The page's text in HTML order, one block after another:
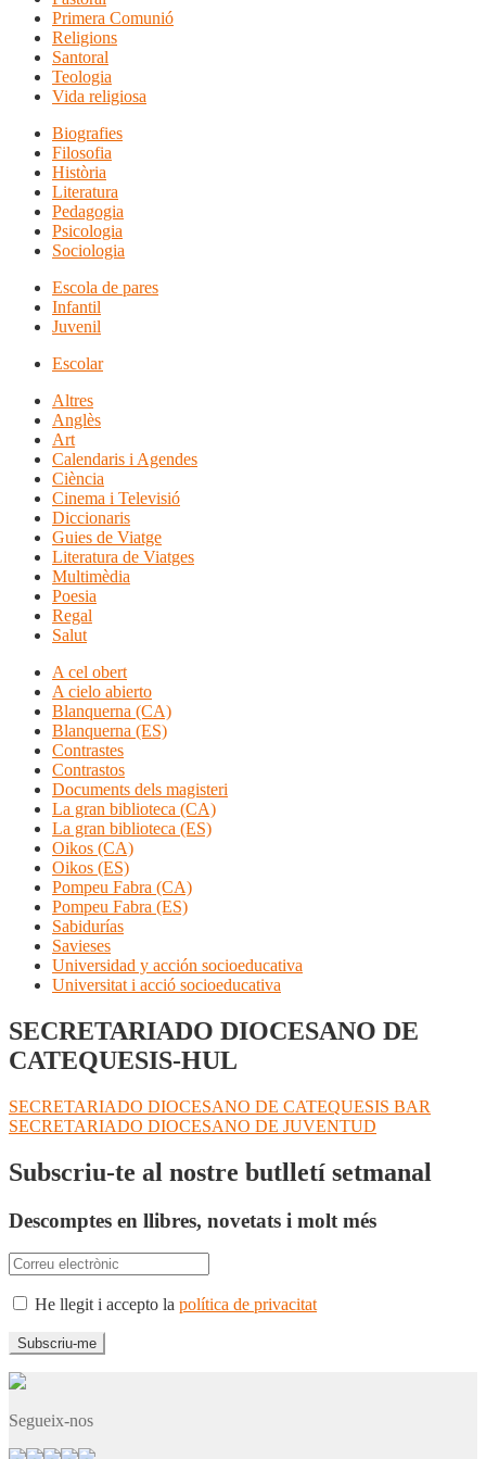
Primera Comunió
Religions
Santoral
Teologia
Vida religiosa
Biografies
Filosofia
Història
Literatura
Pedagogia
Psicologia
Sociologia
Escola de pares
Infantil
Juvenil
Escolar
Altres
Anglès
Art
Calendaris i Agendes
Ciència
Cinema i Televisió
Diccionaris
Guies de Viatge
Literatura de Viatges
Multimèdia
Poesia
Regal
Salut
A cel obert
A cielo abierto
Blanquerna (CA)
Blanquerna (ES)
Contrastes
Contrastos
Documents dels magisteri
La gran biblioteca (CA)
La gran biblioteca (ES)
Oikos (CA)
Oikos (ES)
Pompeu Fabra (CA)
Pompeu Fabra (ES)
Sabidurías
Savieses
Universidad y acción socioeducativa
Universitat i acció socioeducativa
SECRETARIADO DIOCESANO DE
CATEQUESIS-HUL
Navegació
d'entrades
Entrada
anterior:
SECRETARIADO DIOCESANO DE CATEQUESIS BAR
Pròxima
SECRETARIADO DIOCESANO DE JUVENTUD
Subscriu-te al nostre butlletí setmanal
Descomptes en llibres, novetats i molt més
He llegit i accepto la política de privacitat
Segueix-nos